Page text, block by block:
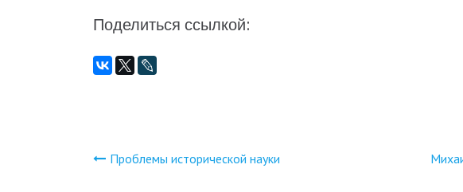
Поделиться ссылкой:
Навигация
Проблемы исторической науки